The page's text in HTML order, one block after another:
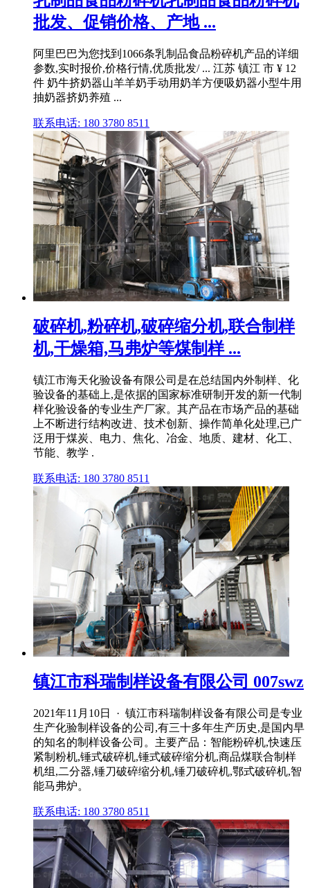
批发、促销价格、产地 ...
阿里巴巴为您找到1066条乳制品食品粉碎机产品的详细
参数,实时报价,价格行情,优质批发/ ... 江苏 镇江 市 ¥ 12
件 奶牛挤奶器山羊羊奶手动用奶羊方便吸奶器小型牛用
抽奶器挤奶养殖 ...
联系电话: 180 3780 8511
破碎机,粉碎机,破碎缩分机,联合制样
机,干燥箱,马弗炉等煤制样 ...
镇江市海天化验设备有限公司是在总结国内外制样、化
验设备的基础上,是依据的国家标准研制开发的新一代制
样化验设备的专业生产厂家。其产品在市场产品的基础
上不断进行结构改进、技术创新、操作简单化处理,已广
泛用于煤炭、电力、焦化、冶金、地质、建材、化工、
节能、教学 .
联系电话: 180 3780 8511
镇江市科瑞制样设备有限公司 007swz
2021年11月10日 · 镇江市科瑞制样设备有限公司是专业
生产化验制样设备的公司,有三十多年生产历史,是国内早
的知名的制样设备公司。主要产品：智能粉碎机,快速压
紧制粉机,锤式破碎机,锤式破碎缩分机,商品煤联合制样
机组,二分器,锤刀破碎缩分机,锤刀破碎机,鄂式破碎机,智
能马弗炉。
联系电话: 180 3780 8511